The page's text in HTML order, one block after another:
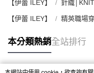
【伊蕾 ILEY】 針織│KNIT
【伊蕾 ILEY】 精英職場
本分類熱銷全站排行